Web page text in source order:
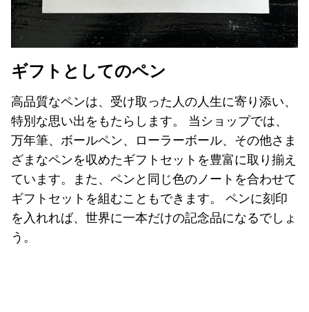
Africa
この地域には、Lamyが顧客に提供している言語の
South Africa
English
Asia Pacific
この地域には、Lamyが顧客に提供している言語の
Australia
English
China
中文
South Korea
ギフトとしてのペン
高品質なペンは、受け取った人の人生に寄り添い、
特別な思い出をもたらします。 当ショップでは、
万年筆、ボールペン、ローラーボール、その他さま
ざまなペンを収めたギフトセットを豊富に取り揃え
ています。また、ペンと同じ色のノートを合わせて
ギフトセットを組むこともできます。 ペンに刻印
を入れれば、世界に一本だけの記念品になるでしょ
う。